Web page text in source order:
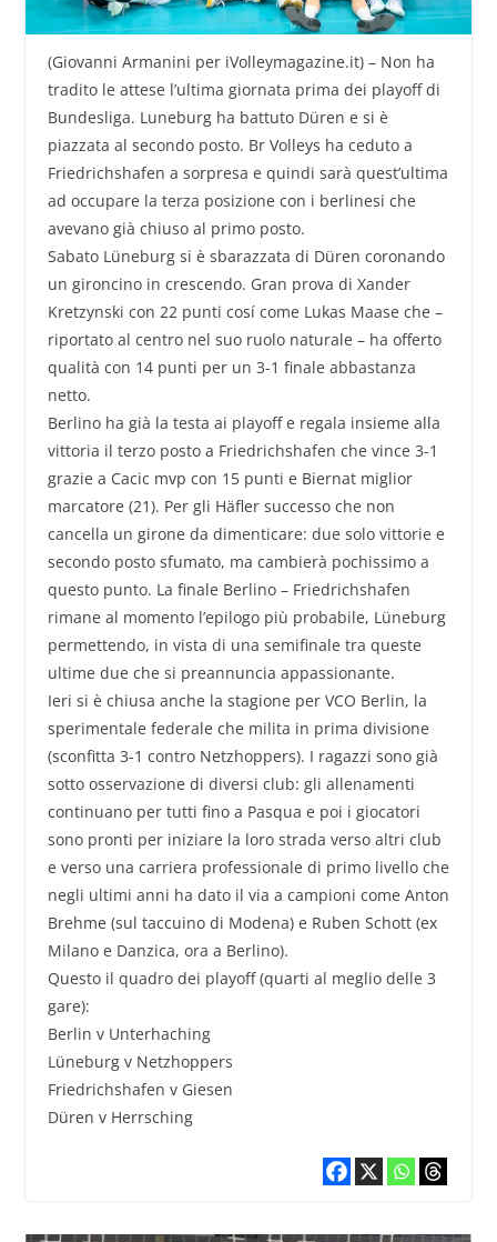
(Giovanni Armanini per iVolleymagazine.it) – Non ha
tradito le attese l’ultima giornata prima dei playoff di
Bundesliga. Luneburg ha battuto Düren e si è
piazzata al secondo posto. Br Volleys ha ceduto a
Friedrichshafen a sorpresa e quindi sarà quest’ultima
ad occupare la terza posizione con i berlinesi che
avevano già chiuso al primo posto.
Sabato Lüneburg si è sbarazzata di Düren coronando
un gironcino in crescendo. Gran prova di Xander
Kretzynski con 22 punti cosí come Lukas Maase che –
riportato al centro nel suo ruolo naturale – ha offerto
qualità con 14 punti per un 3-1 finale abbastanza
netto.
Berlino ha già la testa ai playoff e regala insieme alla
vittoria il terzo posto a Friedrichshafen che vince 3-1
grazie a Cacic mvp con 15 punti e Biernat miglior
marcatore (21). Per gli Häfler successo che non
cancella un girone da dimenticare: due solo vittorie e
secondo posto sfumato, ma cambierà pochissimo a
questo punto. La finale Berlino – Friedrichshafen
rimane al momento l’epilogo più probabile, Lüneburg
permettendo, in vista di una semifinale tra queste
ultime due che si preannuncia appassionante.
Ieri si è chiusa anche la stagione per VCO Berlin, la
sperimentale federale che milita in prima divisione
(sconfitta 3-1 contro Netzhoppers). I ragazzi sono già
sotto osservazione di diversi club: gli allenamenti
continuano per tutti fino a Pasqua e poi i giocatori
sono pronti per iniziare la loro strada verso altri club
e verso una carriera professionale di primo livello che
negli ultimi anni ha dato il via a campioni come Anton
Brehme (sul taccuino di Modena) e Ruben Schott (ex
Milano e Danzica, ora a Berlino).
Questo il quadro dei playoff (quarti al meglio delle 3
gare):
Berlin v Unterhaching
Lüneburg v Netzhoppers
Friedrichshafen v Giesen
Düren v Herrsching